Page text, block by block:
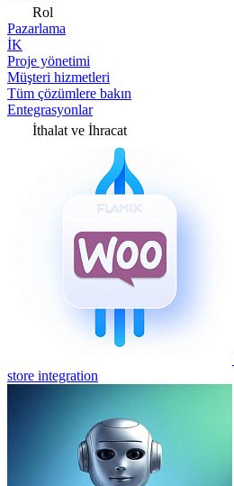
Rol
Pazarlama
İK
Proje yönetimi
Müşteri hizmetleri
Tüm çözümlere bakın
Entegrasyonlar
İthalat ve İhracat
store integration